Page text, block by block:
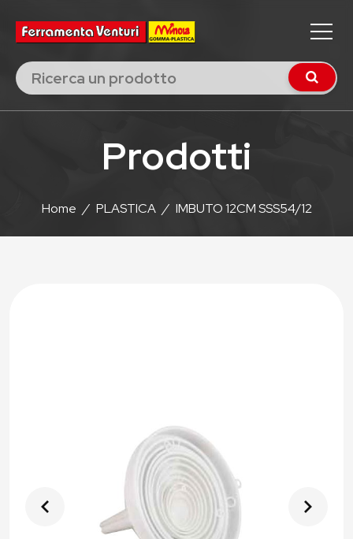
Prodotti
Home / PLASTICA / IMBUTO 12CM SSS54/12